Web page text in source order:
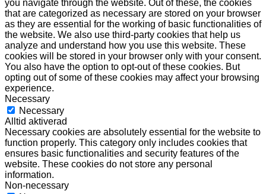
you navigate through the website. Out of these, the cookies
that are categorized as necessary are stored on your browser
as they are essential for the working of basic functionalities of
the website. We also use third-party cookies that help us
analyze and understand how you use this website. These
cookies will be stored in your browser only with your consent.
You also have the option to opt-out of these cookies. But
opting out of some of these cookies may affect your browsing
experience.
Necessary
Necessary
Alltid aktiverad
Necessary cookies are absolutely essential for the website to
function properly. This category only includes cookies that
ensures basic functionalities and security features of the
website. These cookies do not store any personal
information.
Non-necessary